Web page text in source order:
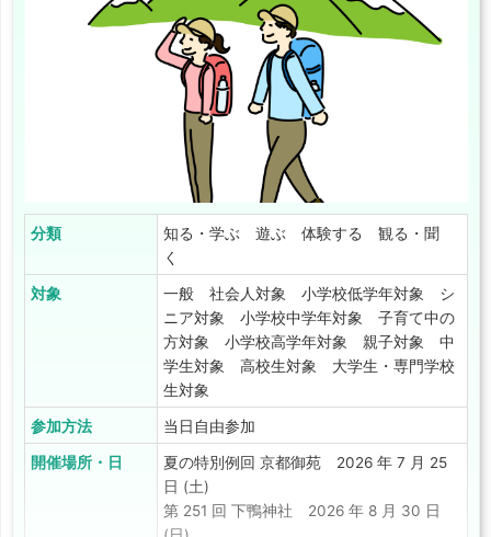
分類
知る・学ぶ 遊ぶ 体験する 観る・聞
く
対象
一般 社会人対象 小学校低学年対象 シ
ニア対象 小学校中学年対象 子育て中の
方対象 小学校高学年対象 親子対象 中
学生対象 高校生対象 大学生・専門学校
生対象
参加方法 当日自由参加
開催場所・日
夏の特別例回 京都御苑 2026 年 7 月 25
日 (土)
第 251 回 下鴨神社 2026 年 8 月 30 日